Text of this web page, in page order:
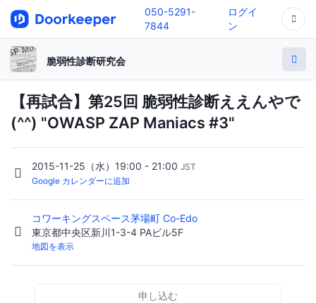
050-5291-
7844
ログイ
ン
脆弱性診断研究会
【再試合】第25回 脆弱性診断ええんやで
(^^) "OWASP ZAP Maniacs #3"
2015-11-25（水）19:00 - 21:00 JST
Google カレンダーに追加
コワーキングスペース茅場町 Co-Edo
東京都中央区新川1-3-4 PAビル5F
地図を表示
申し込む